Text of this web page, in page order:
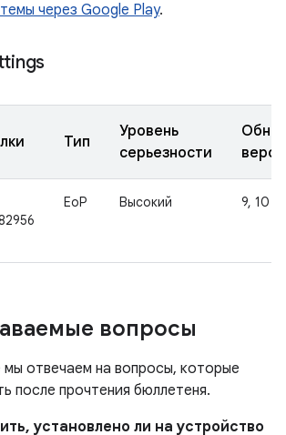
через Google Play.
Тип
Уровень
серьезности
EoP Высокий 9, 10
вопросы
отвечаем на вопросы, которые
после прочтения бюллетеня.
установлено ли на устройство